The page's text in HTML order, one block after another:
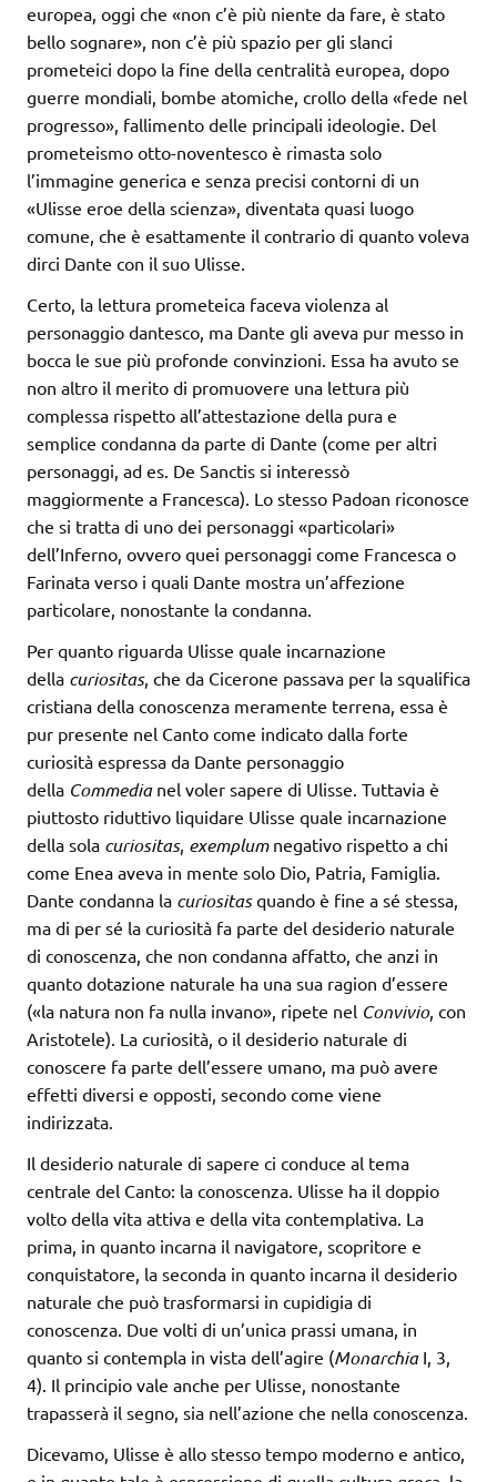
europea, oggi che «non c’è più niente da fare, è stato
bello sognare», non c’è più spazio per gli slanci
prometeici dopo la fine della centralità europea, dopo
guerre mondiali, bombe atomiche, crollo della «fede nel
progresso», fallimento delle principali ideologie. Del
prometeismo otto-noventesco è rimasta solo
l’immagine generica e senza precisi contorni di un
«Ulisse eroe della scienza», diventata quasi luogo
comune, che è esattamente il contrario di quanto voleva
dirci Dante con il suo Ulisse.
Certo, la lettura prometeica faceva violenza al
personaggio dantesco, ma Dante gli aveva pur messo in
bocca le sue più profonde convinzioni. Essa ha avuto se
non altro il merito di promuovere una lettura più
complessa rispetto all’attestazione della pura e
semplice condanna da parte di Dante (come per altri
personaggi, ad es. De Sanctis si interessò
maggiormente a Francesca). Lo stesso Padoan riconosce
che si tratta di uno dei personaggi «particolari»
dell’Inferno, ovvero quei personaggi come Francesca o
Farinata verso i quali Dante mostra un’affezione
particolare, nonostante la condanna.
Per quanto riguarda Ulisse quale incarnazione
della curiositas, che da Cicerone passava per la squalifica
cristiana della conoscenza meramente terrena, essa è
pur presente nel Canto come indicato dalla forte
curiosità espressa da Dante personaggio
della Commedia nel voler sapere di Ulisse. Tuttavia è
piuttosto riduttivo liquidare Ulisse quale incarnazione
della sola curiositas, exemplumnegativo rispetto a chi
come Enea aveva in mente solo Dio, Patria, Famiglia.
Dante condanna la curiositasquando è fine a sé stessa,
ma di per sé la curiosità fa parte del desiderio naturale
di conoscenza, che non condanna affatto, che anzi in
quanto dotazione naturale ha una sua ragion d’essere
(«la natura non fa nulla invano», ripete nel Convivio, con
Aristotele). La curiosità, o il desiderio naturale di
conoscere fa parte dell’essere umano, ma può avere
effetti diversi e opposti, secondo come viene
indirizzata.
Il desiderio naturale di sapere ci conduce al tema
centrale del Canto: la conoscenza. Ulisse ha il doppio
volto della vita attiva e della vita contemplativa. La
prima, in quanto incarna il navigatore, scopritore e
conquistatore, la seconda in quanto incarna il desiderio
naturale che può trasformarsi in cupidigia di
conoscenza. Due volti di un’unica prassi umana, in
quanto si contempla in vista dell’agire (Monarchia I, 3,
4). Il principio vale anche per Ulisse, nonostante
trapasserà il segno, sia nell’azione che nella conoscenza.
Dicevamo, Ulisse è allo stesso tempo moderno e antico,